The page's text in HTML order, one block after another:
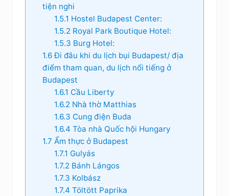
tiện nghi
1.5.1 Hostel Budapest Center:
1.5.2 Royal Park Boutique Hotel:
1.5.3 Burg Hotel:
1.6Đi đâu khi du lịch bụi Budapest/ địa
điểm tham quan, du lịch nổi tiếng ở
Budapest
1.6.1 Cầu Liberty
1.6.2 Nhà thờ Matthias
1.6.3 Cung điện Buda
1.6.4 Tòa nhà Quốc hội Hungary
1.7 Ẩm thực ở Budapest
1.7.1 Gulyás
1.7.2 Bánh Lángos
1.7.3 Kolbász
1.7.4 Töltött Paprika